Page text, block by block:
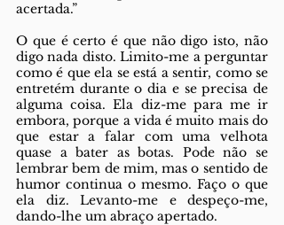
acertada.”
O que é certo é que não digo isto, não
digo nada disto. Limito-me a perguntar
como é que ela se está a sentir, como se
entretém durante o dia e se precisa de
alguma coisa. Ela diz-me para me ir
embora, porque a vida é muito mais do
que estar a falar com uma velhota
quase a bater as botas. Pode não se
lembrar bem de mim, mas o sentido de
humor continua o mesmo. Faço o que
ela diz. Levanto-me e despeço-me,
dando-lhe um abraço apertado.